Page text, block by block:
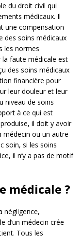
du droit civil qui
médicaux. Il
une compensation
des soins médicaux
les normes
la faute médicale est
des soins médicaux
financière pour
leur douleur et leur
niveau de soins
à ce qui est
il doit y avoir
médecin ou un autre
soin, si les soins
il n’y a pas de motif
médicale ?
négligence,
d’un médecin crée
Tous les